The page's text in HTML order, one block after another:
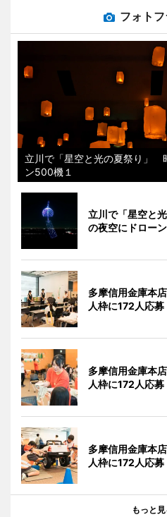
フォト
立川で「星空と光の夏祭り」
ン500機１
立川で「星空と
の夜空にドロー
多摩信用金庫本
人枠に172人応募
多摩信用金庫本
人枠に172人応募
多摩信用金庫本
人枠に172人応募
もっと見